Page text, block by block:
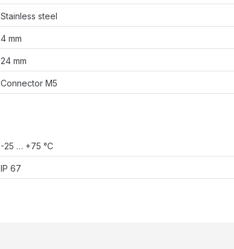
Stainless steel
4 mm
24 mm
Connector M5
-25 … +75 °C
IP 67